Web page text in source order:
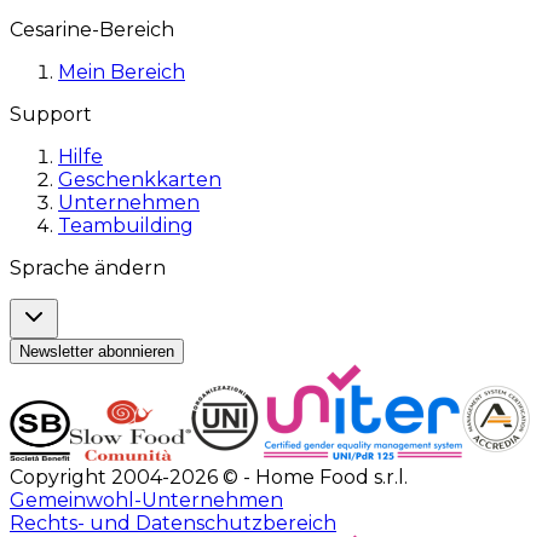
Cesarine-Bereich
Mein Bereich
Support
Hilfe
Geschenkkarten
Unternehmen
Teambuilding
Sprache ändern
Newsletter abonnieren
Copyright 2004-2026 © - Home Food s.r.l.
Gemeinwohl-Unternehmen
Rechts- und Datenschutzbereich